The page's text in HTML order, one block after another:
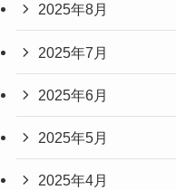
2025年8月
2025年7月
2025年6月
2025年5月
2025年4月